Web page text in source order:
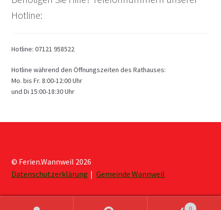
Hotline:
Hotline: 07121 958522
Hotline während den Öffnungszeiten des Rathauses:
Mo. bis Fr. 8:00-12:00 Uhr
und Di 15:00-18:30 Uhr
© Ferien.Wannweil 2026
Datenschutzerklärung
Gemeinde Wannweil
0